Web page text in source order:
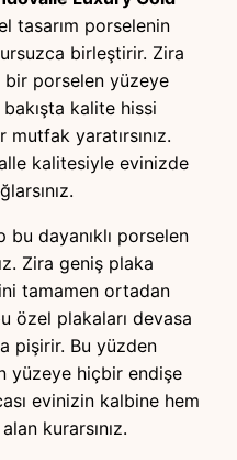
tasarım porselenin
birleştirir. Zira
bir porselen yüzeye
bakışta kalite hissi
yaratırsınız.
kalitesiyle evinizde
bu dayanıklı porselen
Zira geniş plaka
tamamen ortadan
özel plakaları devasa
pişirir. Bu yüzden
yüzeye hiçbir endişe
evinizin kalbine hem
kurarsınız.